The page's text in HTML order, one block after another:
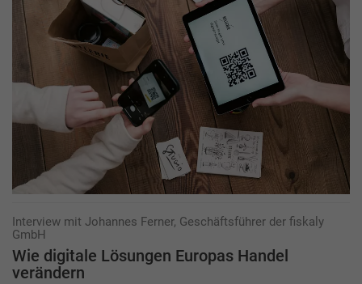
Interview mit Johannes Ferner, Geschäftsführer der fiskaly
GmbH
Wie digitale Lösungen Europas Handel
verändern